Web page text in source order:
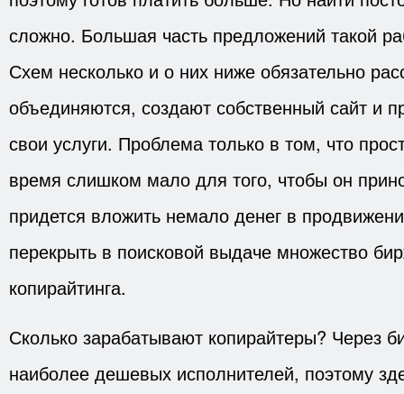
сложно. Большая часть предложений такой
Схем несколько и о них ниже обязательно
объединяются, создают собственный сайт и
свои услуги. Проблема только в том, что
время слишком мало для того, чтобы он
придется вложить немало денег в
перекрыть в поисковой выдаче множество
копирайтинга.
Сколько зарабатывают копирайтеры? Через
наиболее дешевых исполнителей, поэтому